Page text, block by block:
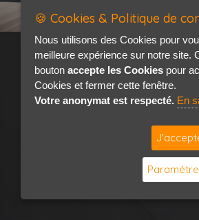
🍪 Cookies & Politique de
Nous utilisons des Cookies pour
meilleure expérience sur notre site.
bouton accepte les Cookies pour
Cookies et fermer cette fenêtre.
Votre anonymat est respecté. En